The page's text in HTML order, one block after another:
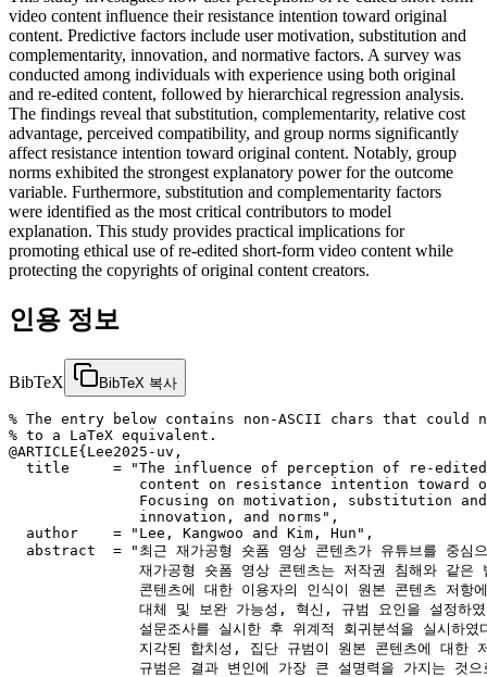
video content influence their resistance intention toward original
content. Predictive factors include user motivation, substitution and
complementarity, innovation, and normative factors. A survey was
conducted among individuals with experience using both original
and re-edited content, followed by hierarchical regression analysis.
The findings reveal that substitution, complementarity, relative cost
advantage, perceived compatibility, and group norms significantly
affect resistance intention toward original content. Notably, group
norms exhibited the strongest explanatory power for the outcome
variable. Furthermore, substitution and complementarity factors
were identified as the most critical contributors to model
explanation. This study provides practical implications for
promoting ethical use of re-edited short-form video content while
protecting the copyrights of original content creators.
인용 정보
BibTeX BibTeX 복사
% The entry below contains non-ASCII chars that could
% to a LaTeX equivalent.
@ARTICLE{Lee2025-uv,
title     = "The influence of perception of re-
content on resistance intention toward
Focusing on motivation, substitution
               innovation, and norms",
  author    = "Lee, Kangwoo and Kim, Hun",
abstract  = "최근 재가공형 숏폼 영상 콘텐츠가 유튜브를 중심
재가공형 숏폼 영상 콘텐츠는 저작권 침해와 같은
콘텐츠에 대한 이용자의 인식이 원본 콘텐츠 저항
대체 및 보완 가능성, 혁신, 규범 요인을 설정하
설문조사를 실시한 후 위계적 회귀분석을 실시하
지각된 합치성, 집단 규범이 원본 콘텐츠에 대한
규범은 결과 변인에 가장 큰 설명력을 가지는 것